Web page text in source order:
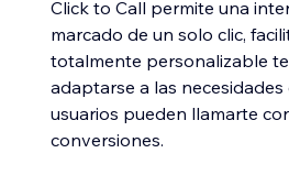
Click to Call permite una
marcado de un solo clic,
totalmente personalizable
adaptarse a las
usuarios pueden llamarte
conversiones.